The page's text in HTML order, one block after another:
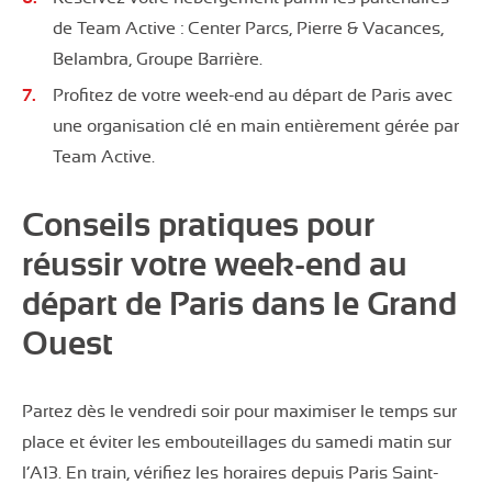
de Team Active : Center Parcs, Pierre & Vacances,
Belambra, Groupe Barrière.
Profitez de votre week-end au départ de Paris avec
une organisation clé en main entièrement gérée par
Team Active.
Conseils pratiques pour
réussir votre week-end au
départ de Paris dans le Grand
Ouest
Partez dès le vendredi soir pour maximiser le temps sur
place et éviter les embouteillages du samedi matin sur
l’A13. En train, vérifiez les horaires depuis Paris Saint-